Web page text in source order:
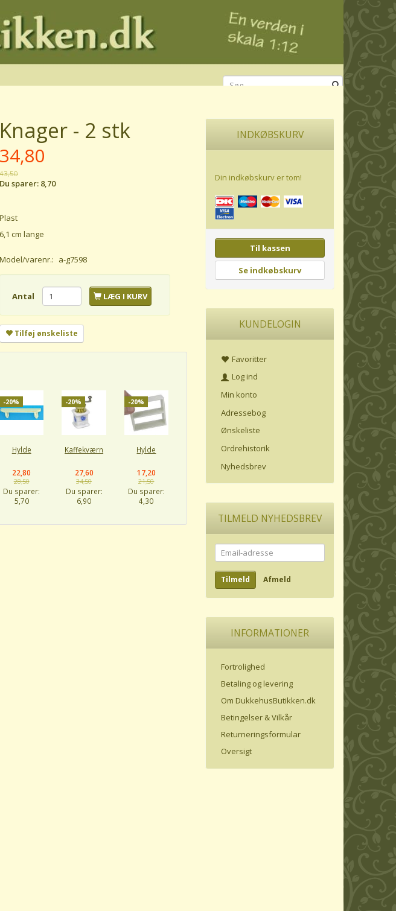
Knager - 2 stk
34,80
43,50
Du sparer: 8,70
Plast
6,1 cm lange
Model/varenr.: a-g7598
Antal LÆG I KURV
Tilføj ønskeliste
-20%
Hylde
22,80
28,50
Du sparer:
5,70
-20%
Kaffekværn
27,60
34,50
Du sparer:
6,90
-20%
Hylde
17,20
21,50
Du sparer:
4,30
INDKØBSKURV
Din indkøbskurv er tom!
Til kassen
Se indkøbskurv
KUNDELOGIN
Favoritter
Log ind
Min konto
Adressebog
Ønskeliste
Ordrehistorik
Nyhedsbrev
TILMELD NYHEDSBREV
Email-
adresse
Tilmeld Afmeld
INFORMATIONER
Fortrolighed
Betaling og levering
Om DukkehusButikken.dk
Betingelser & Vilkår
Returneringsformular
Oversigt